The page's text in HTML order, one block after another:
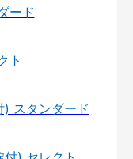
ード
ト
) スタンダード